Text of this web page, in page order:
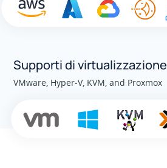
Supporti di virtualizzazione
VMware, Hyper-V, KVM, and Proxmox